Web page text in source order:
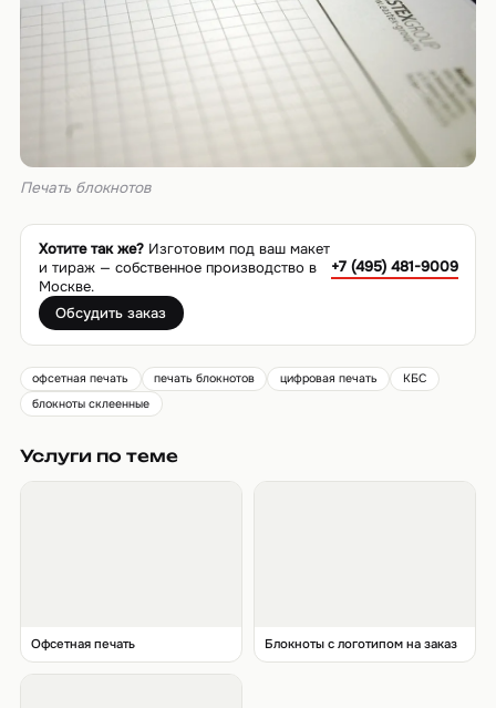
Печать блокнотов
Хотите так же?Изготовим под ваш макет
и тираж — собственное производство в
Москве.
+7 (495) 481-9009
Обсудить заказ
офсетная печать печать блокнотов цифровая печать
КБС
блокноты склеенные
Услуги по теме
Офсетная печать Блокноты с логотипом на заказ